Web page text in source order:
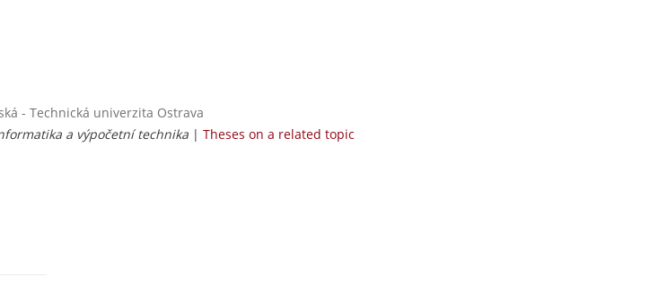
- Technická univerzita Ostrava
a výpočetní technika | Theses on a related topic